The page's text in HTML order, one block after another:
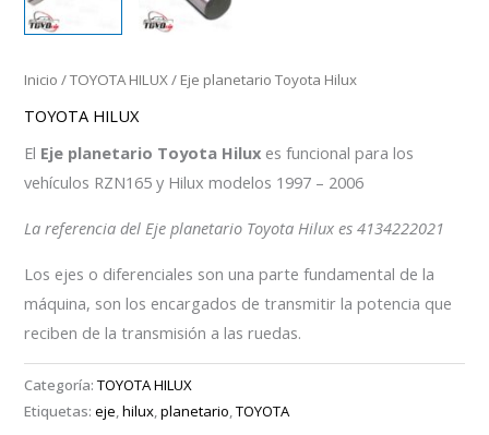
Inicio /TOYOTA HILUX/ Eje planetario Toyota Hilux
TOYOTA HILUX
El Eje planetario Toyota Hilux es funcional para los
vehículos RZN165 y Hilux modelos 1997 – 2006
La referencia del Eje planetario Toyota Hilux es 4134222021
Los ejes o diferenciales son una parte fundamental de la
máquina, son los encargados de transmitir la potencia que
reciben de la transmisión a las ruedas.
Categoría:TOYOTA HILUX
Etiquetas:eje,hilux,planetario,TOYOTA